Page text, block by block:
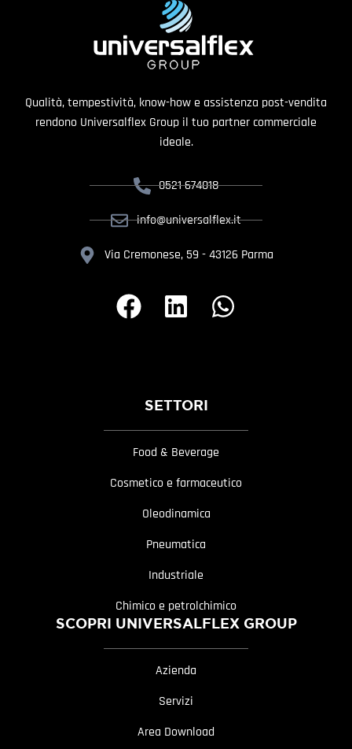
Qualità, tempestività, know-how e assistenza post-vendita
rendono Universalflex Group il tuo partner commerciale
ideale.
0521 674018
info@universalflex.it
Via Cremonese, 59 - 43126 Parma
SETTORI
Food & Beverage
Cosmetico e farmaceutico
Oleodinamica
Pneumatica
Industriale
Chimico e petrolchimico
SCOPRI UNIVERSALFLEX GROUP
Azienda
Servizi
Area Download